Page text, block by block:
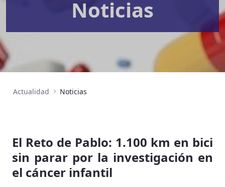
Noticias
Actualidad Noticias
El Reto de Pablo: 1.100 km en bici
sin parar por la investigación en
el cáncer infantil